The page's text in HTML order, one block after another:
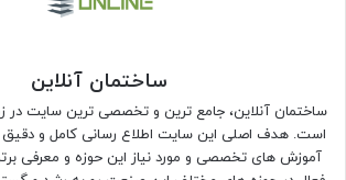
ساختمان آنلاین
ساختمان آنلاین، جامع ترین و تخصصی ترین سایت
است. هدف اصلی این سایت اطلاع رسانی کامل و دقیق
آموزش های تخصصی و مورد نیاز این حوزه و معرفی